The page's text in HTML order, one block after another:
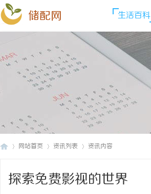
储配网 生活百科
网站首页 资讯列表 资讯内容
探索免费影视的世界